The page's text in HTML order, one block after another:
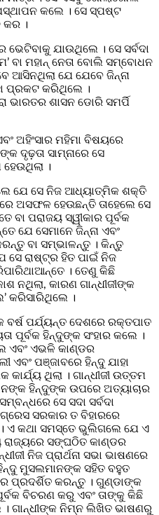
କଲେ । ସେ ସ୍ପଷ୍ଟ
।
ଭେଟିବାକୁ ଯାଉଥିଲେ । ସେ ସର୍ବଦା
ବା ମହାନ୍ ନେତା ବୋଲି ସମ୍ବୋଧନ
ଯେ ଯେବେ ଜିନ୍ନା
ପ୍ରକଟ କରିଥିଲେ ।
ଭାରତର ଶାସନ ଡୋରି ସମର୍ପି
ଅହିଂସାର ମହିମା ବିଷୟରେ
ଦୃଢ଼ତା ସାମ୍ନାରେ ସେ
।
ଯେ ସେ ନିଜ ଆଧ୍ୟାତ୍ମିକ ଶକ୍ତି
ଅସଫଳ ହେଉଛନ୍ତି ତାହେଲେ ସେ
ବା ପରାଜୟ ସ୍ୱୀକାର ପୂର୍ବକ
ଯେ ସେମାନେ ଜିନ୍ନା ଏବଂ
ବା ସମ୍ଭାଳନ୍ତୁ । କିନ୍ତୁ
ସେ ରାଷ୍ଟ୍ର ହିତ ପାଇଁ ନିଜ
। ତେଣୁ କିଛି
ନଥିଲା, କାରଣ ଗାନ୍ଧୀଜୀଙ୍କ
କରିସାରିଥିଲେ ।
ବର୍ଷ ପର୍ଯ୍ୟନ୍ତ ଦେଶରେ ରକ୍ତପାତ
ପୂର୍ବକ ହିନ୍ଦୁଙ୍କ ସଂହାର କଲେ ।
ଏବଂ ଏଭଳି କାଣ୍ଡର
ପଞ୍ଜାବରେ ହିନ୍ଦୁ ଯାହା
ଥିଲା । ଗାନ୍ଧୀଜୀ ଉତ୍ତମ
ହିନ୍ଦୁଙ୍କ ଉପରେ ଅତ୍ୟାଚାର
ସେ ସଦା ସର୍ବଦା
ସରକାର ତ ବିହାରରେ
ଏ କଥା ସମସ୍ତେ ଭୁଲିଗଲେ ଯେ ଏ
ସଙ୍ଘଠିତ କାଣ୍ଡର
ନିଜ ପ୍ରାର୍ଥନା ସଭା ଭାଷଣରେ
ମୁସଲମାନଙ୍କ ସହିତ ବହୁତ
ପ୍ରଦର୍ଶିତ କରନ୍ତୁ । ଗୁଣ୍ଡାଙ୍କ
ବିଚରଣ କରୁ ଏବଂ ତାଙ୍କୁ କିଛି
। ଗାନ୍ଧୀଙ୍କ ନିମ୍ନ ଲିଖିତ ଭାଷଣରୁ